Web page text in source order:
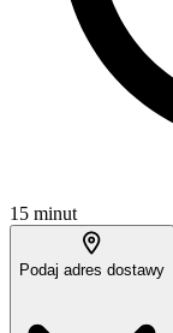
15 minut
Podaj adres dostawy